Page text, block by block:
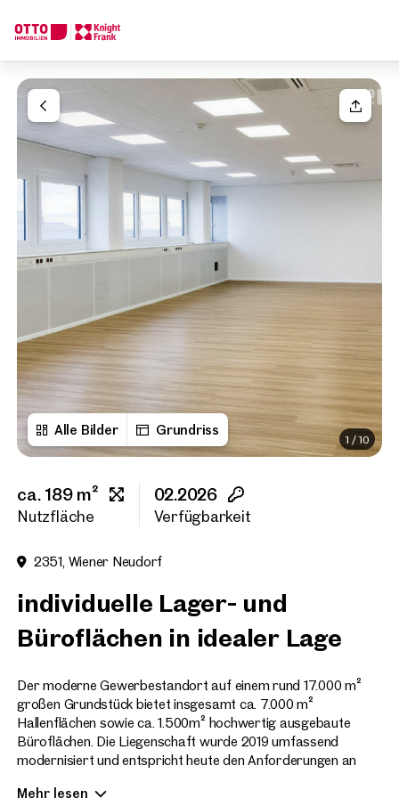
Alle Bilder Grundriss
1 /10
ca. 189 m²
Nutzfläche
02.2026
Verfügbarkeit
2351, Wiener Neudorf
individuelle Lager- und
Büroflächen in idealer Lage
Der moderne Gewerbestandort auf einem rund 17.000 m²
großen Grundstück bietet insgesamt ca. 7.000 m²
Hallenflächen sowie ca. 1.500m² hochwertig ausgebaute
Büroflächen. Die Liegenschaft wurde 2019 umfassend
modernisiert und entspricht heute den Anforderungen an
Mehr lesen
Ihre Anfrage
Anrede
Bitte wählen
Titel(optional)
Vorname
Nachname
Telefonnummer
Rückruf-Service
Ich habe die AGB und
Ich möchte regelmäßig
Wir finden Ihre
Traumimmobilie
Sagen Sie uns was Sie suchen und wir finden Ihre
Wie möchten Sie uns kontaktieren?
Online
Immobilie konfigurieren & finden lassen
Direkte:r Ansprechpartner:in
Anrufen oder Rückruf vereinbaren